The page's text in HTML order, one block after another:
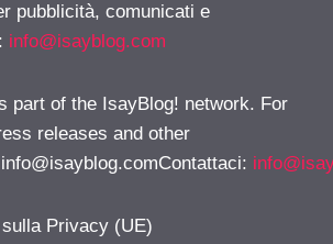
pubblicità, comunicati e
info@isayblog.com
part of the IsayBlog! network. For
releases and other
info@isayblog.comContattaci:
Privacy (UE)